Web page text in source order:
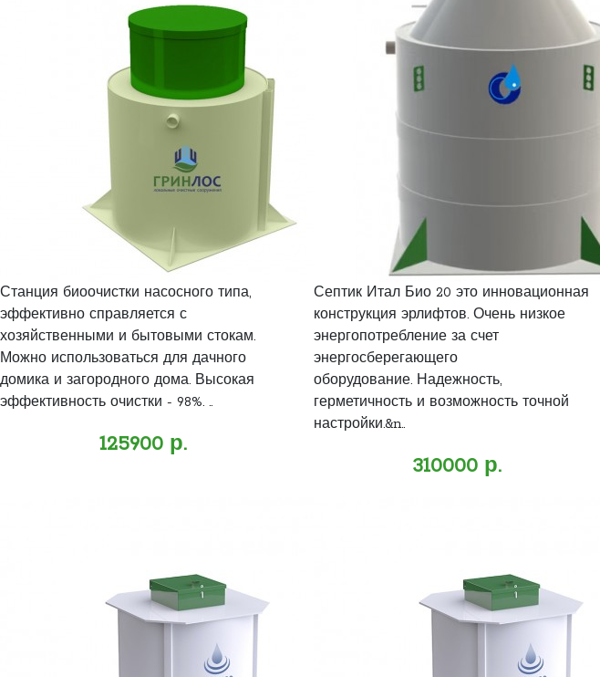
Станция биоочистки насосного типа,
эффективно справляется с
хозяйственными и бытовыми стокам.
Можно использоваться для дачного
домика и загородного дома. Высокая
эффективность очистки - 98%. ..
125900 р.
Септик Итал Био 20 это инновационная
конструкция эрлифтов. Очень низкое
энергопотребление за счет
энергосберегающего
оборудование. Надежность,
герметичность и возможность точной
настройки.&n..
310000 р.